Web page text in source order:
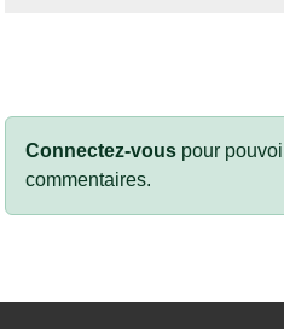
Connectez-vous pour
commentaires.